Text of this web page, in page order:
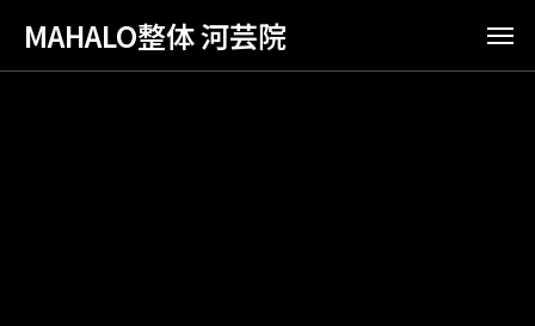
MAHALO整体 河芸院